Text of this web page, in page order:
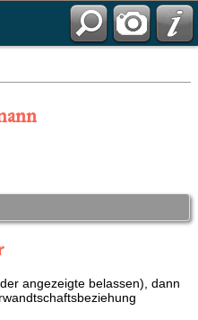
angezeigte belassen), dann